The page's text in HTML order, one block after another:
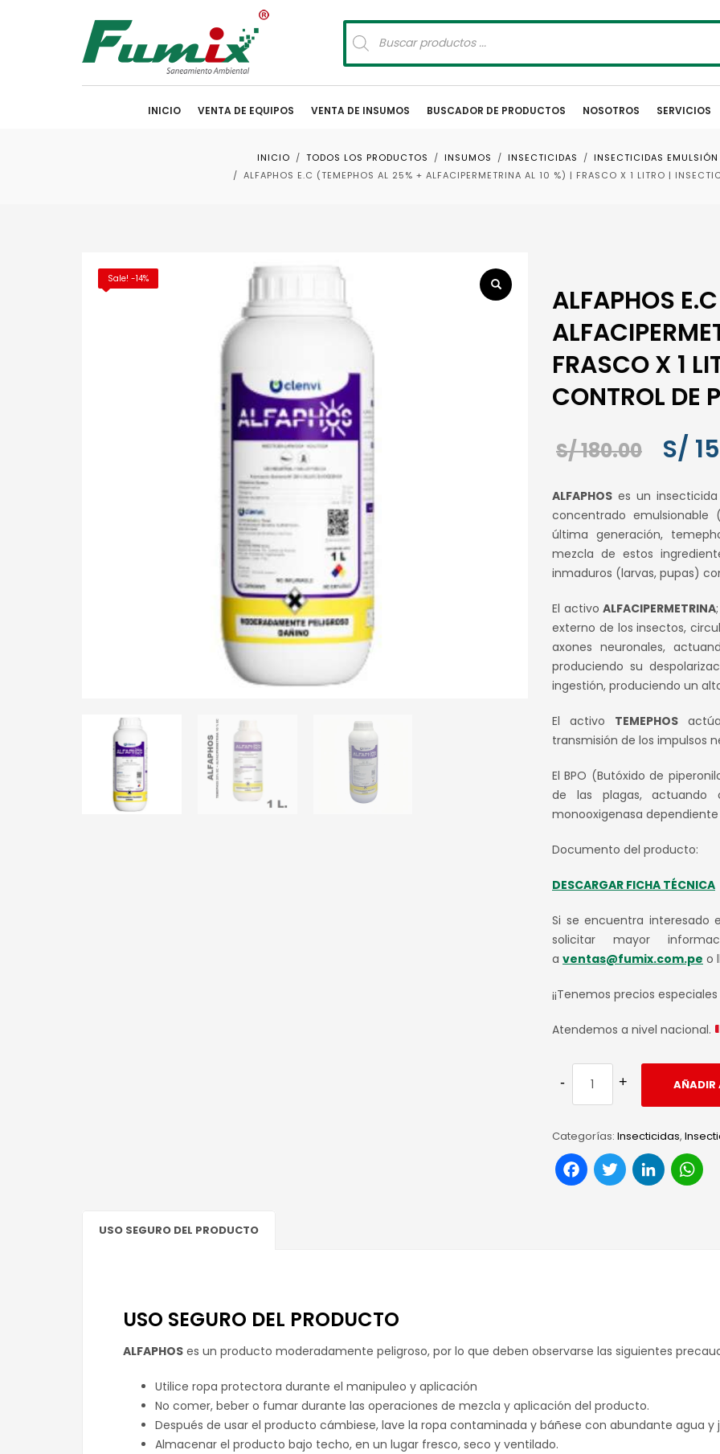
Búsqueda
de
productos
INICIO VENTA DE EQUIPOS VENTA DE INSUMOS BUSCADOR DE PRODUCTOS NOSOTROS SERVICIOS
INICIO TODOS LOS PRODUCTOS INSUMOS INSECTICIDAS
INSECTICIDAS
ALFAPHOS E.C (TEMEPHOS AL 25% + ALFACIPERMETRINA AL 10 %) | FRASCO X 1 LITRO |
Sale! -14%
ALFAPHOS
FRASCO X 1
CONTROL DE
S/180.00
El
era:
S/
S/
ALFAPHOS es un
concentrado emulsionable
última generación,
mezcla de estos
inmaduros (larvas, pupas)
El activoALFACIPERMETRINA
externo de los insectos,
axones neuronales,
produciendo su
ingestión, produciendo un
El activo TEMEPHOS
transmisión de los impulsos
El BPO (Butóxido de
de las plagas, actuando
monooxigenasa dependiente
Documento del producto:
DESCARGAR FICHA TÉCNICA
Si se encuentra interesado
solicitar mayor
a ventas@fumix.com.pe o
¡¡Tenemos precios
Atendemos a nivel nacional.
AÑADIR
Categorías: Insecticidas,
Facebook
Twitter
USO SEGURO DEL PRODUCTO
USO SEGURO DEL PRODUCTO
ALFAPHOS es un producto moderadamente peligroso, por lo que deben observarse las siguientes
Utilice ropa protectora durante el manipuleo y aplicación
No comer, beber o fumar durante las operaciones de mezcla y aplicación del producto.
Después de usar el producto cámbiese, lave la ropa contaminada y báñese con abundante agua y
Almacenar el producto bajo techo, en un lugar fresco, seco y ventilado.